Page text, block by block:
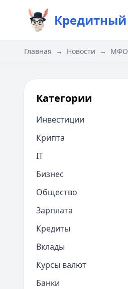
Кредитный
Главная → Новости → МФО
Категории
Инвестиции
Крипта
IT
Бизнес
Общество
Зарплата
Кредиты
Вклады
Курсы валют
Банки